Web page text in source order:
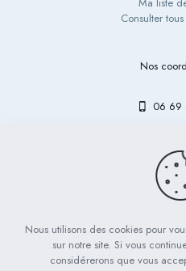
Consulter
Nos
06 69
© 2023 Bibou & Lulu - Tous
Nous utilisons des cookies pour
sur notre site. Si vous
considérerons que vous